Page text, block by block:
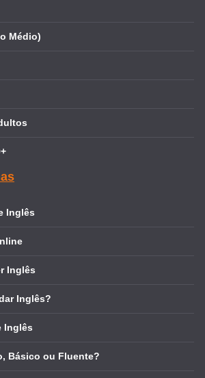
Médio)
Inglês
Inglês
Inglês?
Inglês
Básico ou Fluente?